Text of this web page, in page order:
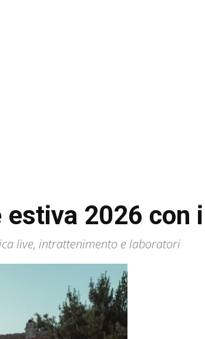
2026 con
live, intrattenimento e laboratori